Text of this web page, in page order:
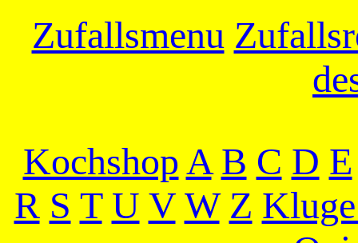
Zufallsmenu
KochshopA B C D E
R S T U V W Z